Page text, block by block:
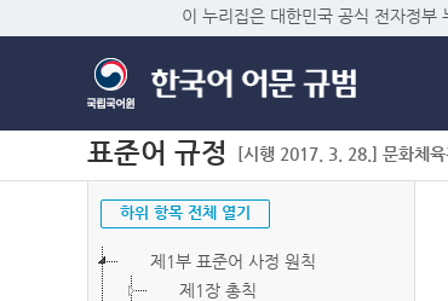
이 누리집은 대한민국 공식 전자정부
표준어 규정 [시행 2017. 3. 28.] 문화체
하위 항목 전체 열기
제1부 표준어 사정 원칙
제1장 총칙